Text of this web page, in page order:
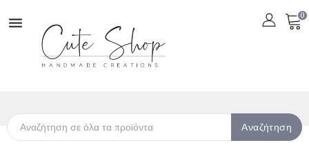
 0
Αναζήτηση